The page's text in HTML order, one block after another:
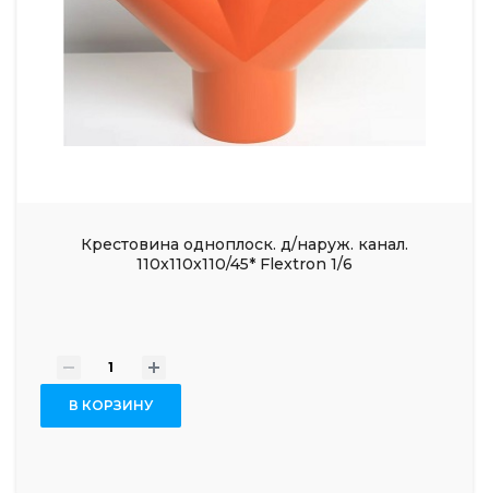
Крестовина одноплоск. д/наруж. канал.
110x110x110/45* Flextron 1/6
- +
В КОРЗИНУ